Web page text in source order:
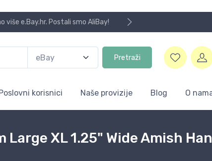
više e.Bay.hr. Postali smo AliBay!
Pretraži
korisnici Naše provizije Blog O
XL 1.25" Wide Amish